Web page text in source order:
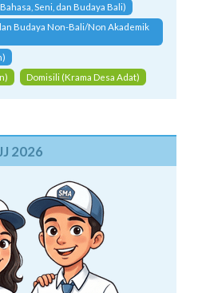
Seni, dan Budaya Bali)
Budaya Non-Bali/Non Akademik
Domisili (Krama Desa Adat)
2026